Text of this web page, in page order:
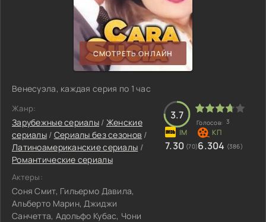
СМОТРЕТЬ ОНЛАЙН
Венесуэла, каждая серия по 1 час
Жанр:
Зарубежные сериалы / Женские
сериалы/ Сериалы без сезонов /
Латиноамериканские сериалы /
Романтические сериалы
Актеры:
Соня Смит, Гильермо Давила,
Альберто Марин, Джиджи
Санчетта, Адольфо Кубас, Чони
3.7
Голосов: 3
7.30 (70)6.304 (386)